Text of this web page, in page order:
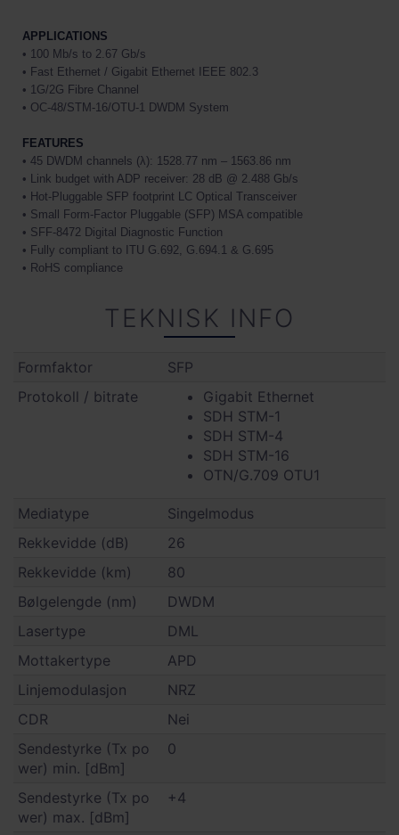
APPLICATIONS
• 100 Mb/s to 2.67 Gb/s
• Fast Ethernet / Gigabit Ethernet IEEE 802.3
• 1G/2G Fibre Channel
• OC-48/STM-16/OTU-1 DWDM System
FEATURES
• 45 DWDM channels (λ): 1528.77 nm – 1563.86 nm
• Link budget with ADP receiver: 28 dB @ 2.488 Gb/s
• Hot-Pluggable SFP footprint LC Optical Transceiver
• Small Form-Factor Pluggable (SFP) MSA compatible
• SFF-8472 Digital Diagnostic Function
• Fully compliant to ITU G.692, G.694.1 & G.695
• RoHS compliance
TEKNISK INFO
Formfaktor
SFP
Protokoll / bitrate
Gigabit Ethernet
SDH STM-1
SDH STM-4
SDH STM-16
OTN/G.709 OTU1
Mediatype
Singelmodus
Rekkevidde (dB)
26
Rekkevidde (km)
80
Bølgelengde (nm)
DWDM
Lasertype
DML
Mottakertype
APD
Linjemodulasjon
NRZ
CDR
Nei
Sendestyrke (Tx po
wer) min. [dBm]
0
Sendestyrke (Tx po
wer) max. [dBm]
+4